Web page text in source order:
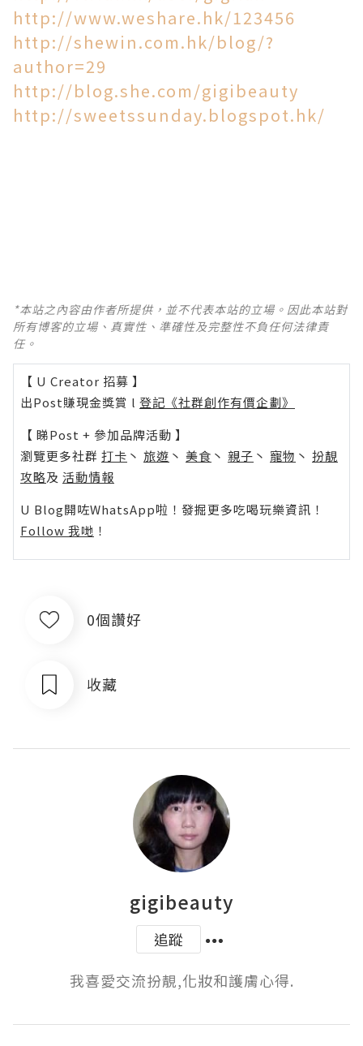
http://www.weshare.hk/123456
http://shewin.com.hk/blog/?
author=29
http://blog.she.com/gigibeauty
http://sweetssunday.blogspot.hk/
*本站之內容由作者所提供，並不代表本站的立場。因此本站對
所有博客的立場、真實性、準確性及完整性不負任何法律責
任。
【 U Creator 招募 】
出Post賺現金獎賞 l 登記《社群創作有價企劃》
【 睇Post + 參加品牌活動 】
瀏覽更多社群 打卡 丶 旅遊 丶 美食 丶 親子 丶 寵物 丶 扮靚
攻略及 活動情報
U Blog開咗WhatsApp啦！發掘更多吃喝玩樂資訊！
Follow 我哋 ！
0個讚好
收藏
gigibeauty
追蹤
我喜愛交流扮靚,化妝和護膚心得.